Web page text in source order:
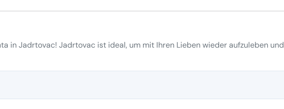
in Jadrtovac! Jadrtovac ist ideal, um mit Ihren Lieben wieder aufzuleben und